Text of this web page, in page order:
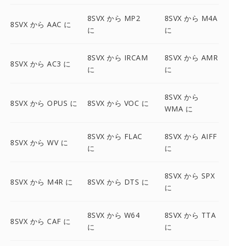
8SVX から AAC に
8SVX から MP2
に
8SVX から M4A
に
8SVX から AC3 に
8SVX から IRCAM
に
8SVX から AMR
に
8SVX から OPUS に 8SVX から VOC に
8SVX から
WMA に
8SVX から WV に
8SVX から FLAC
に
8SVX から AIFF
に
8SVX から M4R に 8SVX から DTS に
8SVX から SPX
に
8SVX から CAF に
8SVX から W64
に
8SVX から TTA
に